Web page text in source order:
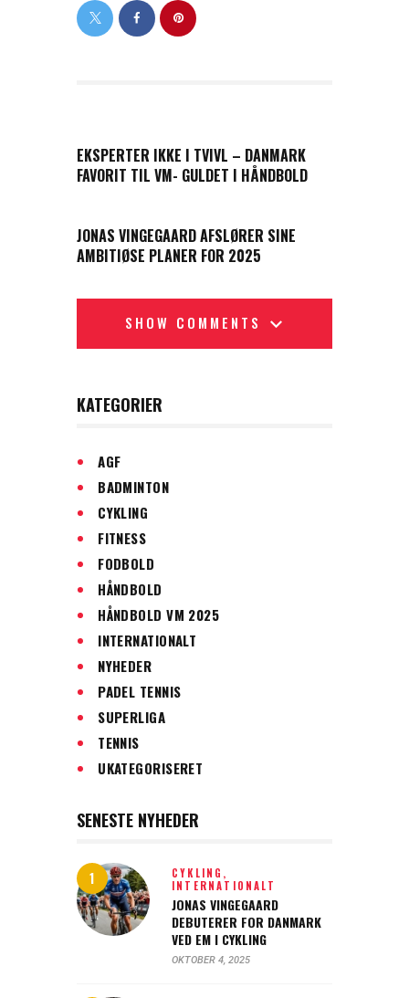
EKSPERTER IKKE I TVIVL – DANMARK
FAVORIT TIL VM- GULDET I HÅNDBOLD
JONAS VINGEGAARD AFSLØRER SINE
AMBITIØSE PLANER FOR 2025
SHOW COMMENTS
KATEGORIER
AGF
BADMINTON
CYKLING
FITNESS
FODBOLD
HÅNDBOLD
HÅNDBOLD VM 2025
INTERNATIONALT
NYHEDER
PADEL TENNIS
SUPERLIGA
TENNIS
UKATEGORISERET
SENESTE NYHEDER
CYKLING,
INTERNATIONALT
JONAS VINGEGAARD
DEBUTERER FOR DANMARK
VED EM I CYKLING
OKTOBER 4, 2025